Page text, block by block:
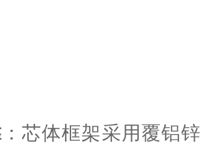
：芯体框架采用覆铝